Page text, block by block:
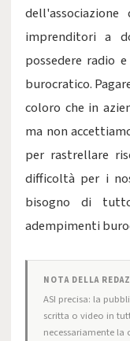
imprenditori a
possedere radio
burocratico.
coloro che in
ma non
per rastrellare
difficoltà per i
bisogno di
adempimenti
NOTA DELLA
ASI precisa: la
scritta o video in
necessariamente